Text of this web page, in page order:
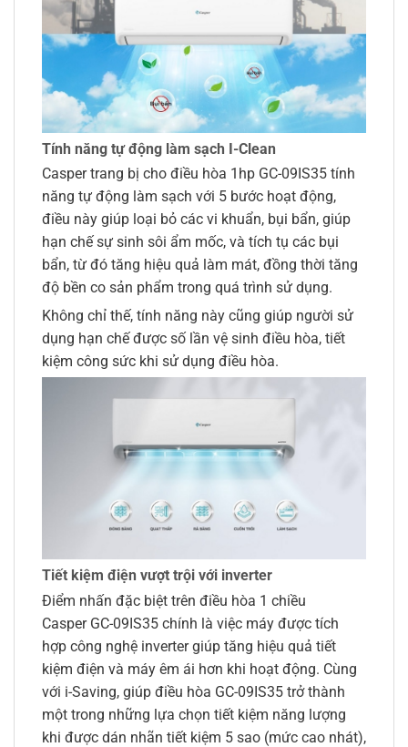
Tính năng tự động làm sạch I-Clean
Casper trang bị cho điều hòa 1hp GC-09IS35 tính
năng tự động làm sạch với 5 bước hoạt động,
điều này giúp loại bỏ các vi khuẩn, bụi bẩn, giúp
hạn chế sự sinh sôi ẩm mốc, và tích tụ các bụi
bẩn, từ đó tăng hiệu quả làm mát, đồng thời tăng
độ bền co sản phẩm trong quá trình sử dụng.
Không chỉ thế, tính năng này cũng giúp người sử
dụng hạn chế được số lần vệ sinh điều hòa, tiết
kiệm công sức khi sử dụng điều hòa.
Tiết kiệm điện vượt trội với inverter
Điểm nhấn đặc biệt trên điều hòa 1 chiều
Casper GC-09IS35 chính là việc máy được tích
hợp công nghệ inverter giúp tăng hiệu quả tiết
kiệm điện và máy êm ái hơn khi hoạt động. Cùng
với i-Saving, giúp điều hòa GC-09IS35 trở thành
một trong những lựa chọn tiết kiệm năng lượng
khi được dán nhãn tiết kiệm 5 sao (mức cao nhát),